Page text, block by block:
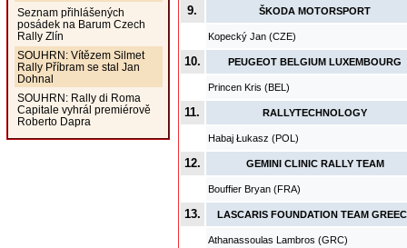
Seznam přihlášených
posádek na Barum Czech
Rally Zlín
SOUHRN: Vítězem Silmet
Rally Příbram se stal Jan
Dohnal
SOUHRN: Rally di Roma
Capitale vyhrál premiérově
Roberto Dapra
9. ŠKODA MOTORSPORT
Kopecký Jan (CZE)
10. PEUGEOT BELGIUM LUXEMBOURG
Princen Kris (BEL)
11. RALLYTECHNOLOGY
Habaj Łukasz (POL)
12. GEMINI CLINIC RALLY TEAM
Bouffier Bryan (FRA)
13. LASCARIS FOUNDATION TEAM
Athanassoulas Lambros (GRC)